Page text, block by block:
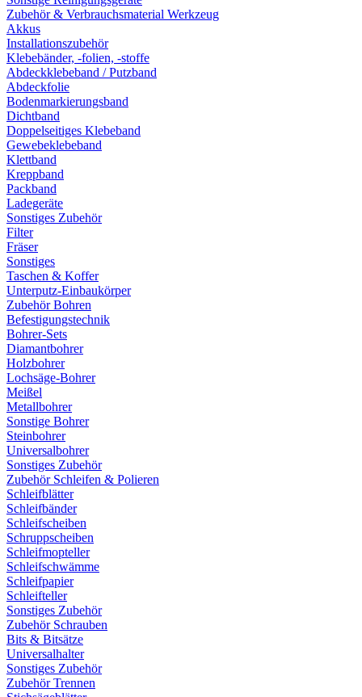
Zubehör & Verbrauchsmaterial Werkzeug
Akkus
Installationszubehör
Klebebänder, -folien, -stoffe
Abdeckklebeband / Putzband
Abdeckfolie
Bodenmarkierungsband
Dichtband
Doppelseitiges Klebeband
Gewebeklebeband
Klettband
Kreppband
Packband
Ladegeräte
Sonstiges Zubehör
Filter
Fräser
Sonstiges
Taschen & Koffer
Unterputz-Einbaukörper
Zubehör Bohren
Befestigungstechnik
Bohrer-Sets
Diamantbohrer
Holzbohrer
Lochsäge-Bohrer
Meißel
Metallbohrer
Sonstige Bohrer
Steinbohrer
Universalbohrer
Sonstiges Zubehör
Zubehör Schleifen & Polieren
Schleifblätter
Schleifbänder
Schleifscheiben
Schruppscheiben
Schleifmopteller
Schleifschwämme
Schleifpapier
Schleifteller
Sonstiges Zubehör
Zubehör Schrauben
Bits & Bitsätze
Universalhalter
Sonstiges Zubehör
Zubehör Trennen